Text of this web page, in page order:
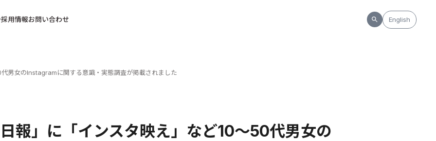
採用情報お問い合わせ English
代男女のInstagramに関する意識・実態調査が掲載されました
日報」に「インスタ映え」など10～50代男女の